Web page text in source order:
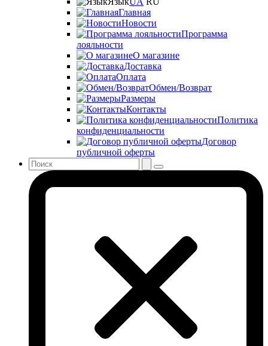
Главная
Новости
Программа
лояльности
О магазине
Доставка
Оплата
Обмен/Возврат
Размеры
Контакты
Политика
конфиденциальности
Договор
публичной оферты